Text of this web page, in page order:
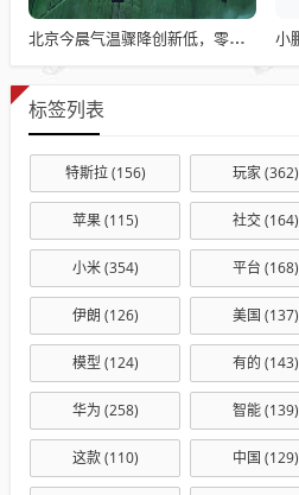
北京今晨气温骤降创新低，零下0.8℃的寒冷天气
标签列表
特斯拉(156) 玩家(362)
苹果(115) 社交(164)
小米(354) 平台 (168)
伊朗 (126) 美国 (137)
模型 (124) 有的 (143)
华为 (258) 智能(139)
这款(110) 中国 (129)